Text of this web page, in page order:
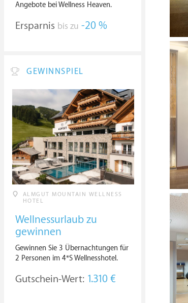
Angebote bei Wellness Heaven.
Ersparnis bis zu -20 %
GEWINNSPIEL
ALMGUT MOUNTAIN WELLNESS
HOTEL
Wellnessurlaub zu
gewinnen
Gewinnen Sie 3 Übernachtungen für
2 Personen im 4*S Wellnesshotel.
Gutschein-Wert: 1.310 €